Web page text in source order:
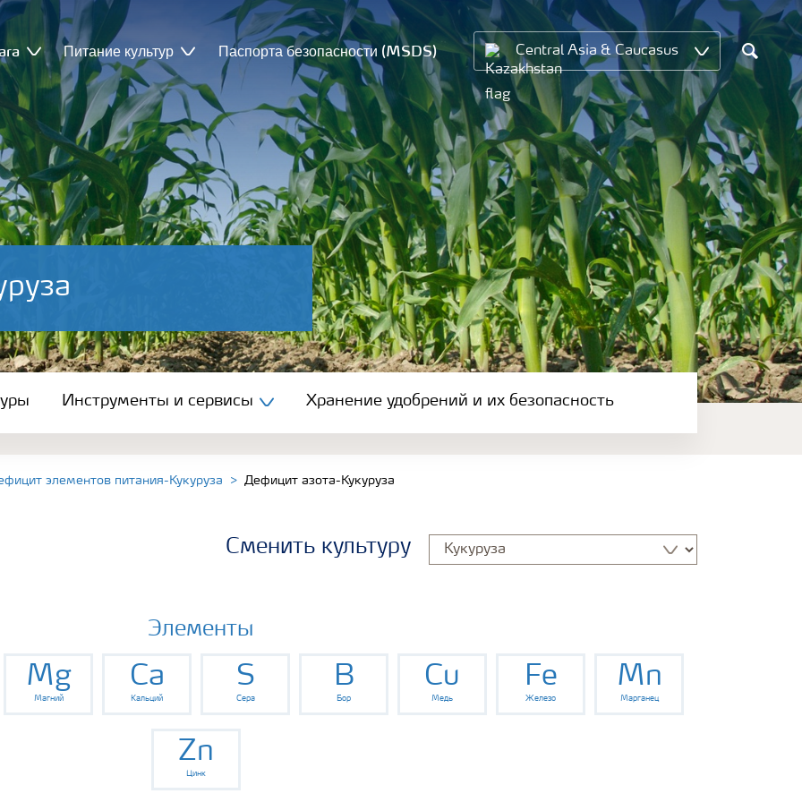
Питание культур Паспорта безопасности (MSDS) Central Asia & Caucasus
Search
Инструменты и сервисы Хранение удобрений и их безопасность
элементов питания-Кукуруза Дефицит азота-Кукуруза
Сменить культуру
Элементы
Mg
Магний
Ca
Кальций
S
Сера
B
Бор
Cu
Медь
Fe
Железо
Mn
Марганец
Zn
Цинк